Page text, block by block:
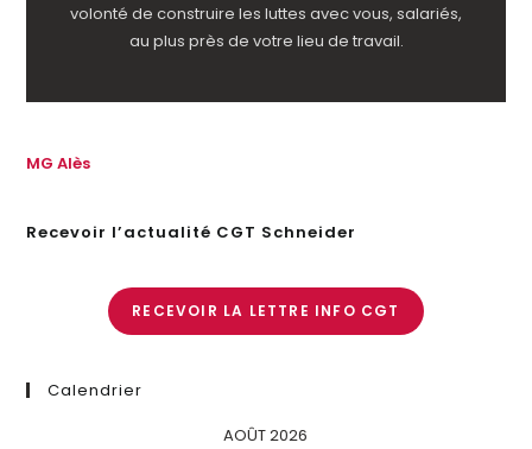
volonté de construire les luttes avec vous, salariés,
au plus près de votre lieu de travail.
MG Alès
Recevoir l’actualité CGT Schneider
RECEVOIR LA LETTRE INFO CGT
Calendrier
AOÛT 2026